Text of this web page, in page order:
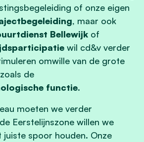
of onze eigen
, maar ook
Bellewijk of
wil cd&v verder
omwille van de grote
de
functie.
moeten we verder
Eerstelijnszone willen we
juiste spoor houden. Onze